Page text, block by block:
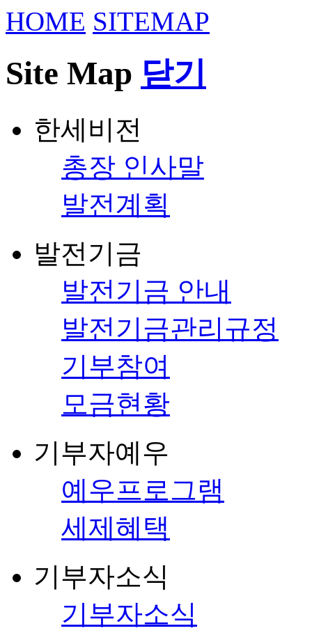
HOME SITEMAP
Site Map 닫기
한세비전
총장 인사말
발전계획
발전기금
발전기금 안내
발전기금관리규정
기부참여
모금현황
기부자예우
예우프로그램
세제혜택
기부자소식
기부자소식